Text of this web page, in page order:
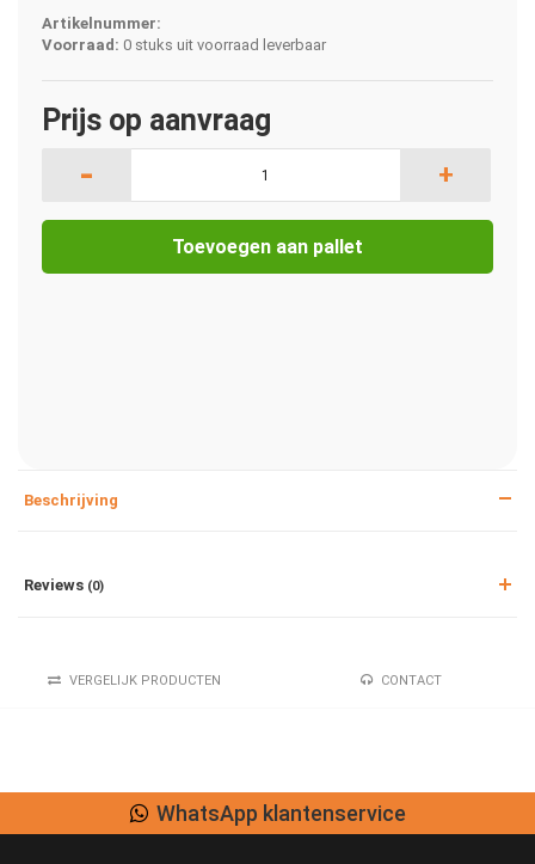
Artikelnummer:
Voorraad: 0 stuks uit voorraad leverbaar
Prijs op aanvraag
- +
Toevoegen aan pallet
Beschrijving
Reviews (0)
VERGELIJK PRODUCTEN CONTACT
WhatsApp klantenservice